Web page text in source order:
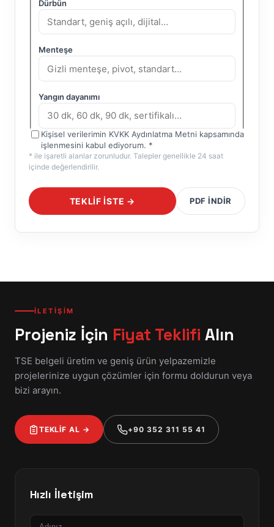
Dürbün
Menteşe
Yangın dayanımı
Kişisel verilerimin KVKK Aydınlatma Metni kapsamında
işlenmesini kabul ediyorum. *
* ile işaretli alanlar zorunludur. Talepler genellikle 24 saat
içinde değerlendirilir.
TEKLIF ISTE → PDF INDIR
İLETİŞİM
Projeniz İçin Fiyat Teklifi Alın
TSE belgeli üretim ve geniş ürün yelpazemizle
projelerinize uygun çözümler için formu doldurun veya
bizi arayın.
TEKLİF AL → +90 352 311 55 41
Hızlı İletişim
Ad